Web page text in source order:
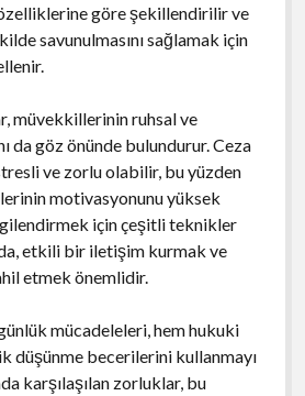
göre şekillendirilir ve
savunulmasını sağlamak için
müvekkillerinin ruhsal ve
da göz önünde bulundurur. Ceza
ve zorlu olabilir, bu yüzden
motivasyonunu yüksek
için çeşitli teknikler
etkili bir iletişim kurmak ve
etmek önemlidir.
mücadeleleri, hem hukuki
düşünme becerilerini kullanmayı
karşılaşılan zorluklar, bu